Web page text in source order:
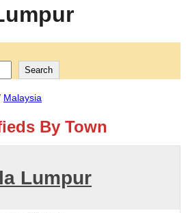
Search
Malaysia
By Town
Lumpur